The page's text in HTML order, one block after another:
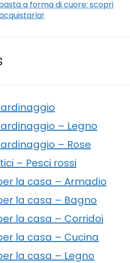
a forma di cuore: scopri
– Legno
– Rose
– Pesci rossi
la casa – Armadio
la casa – Bagno
la casa – Corridoi
la casa – Cucina
la casa – Legno